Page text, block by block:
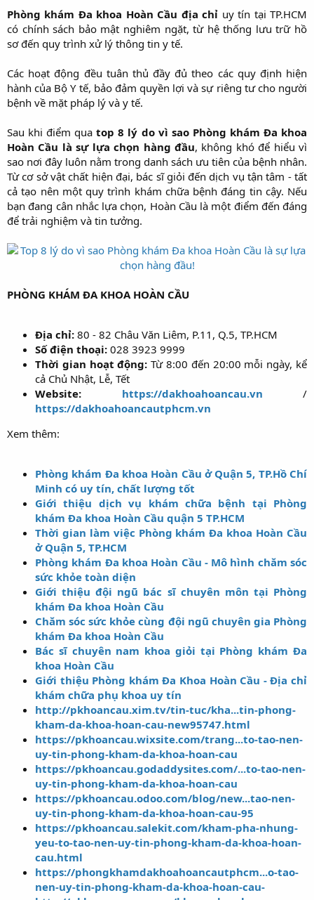
Phòng khám Đa khoa Hoàn Cầu địa chỉ uy tín tại TP.HCM
có chính sách bảo mật nghiêm ngặt, từ hệ thống lưu trữ hồ
sơ đến quy trình xử lý thông tin y tế.
Các hoạt động đều tuân thủ đầy đủ theo các quy định hiện
hành của Bộ Y tế, bảo đảm quyền lợi và sự riêng tư cho người
bệnh về mặt pháp lý và y tế.
Sau khi điểm quatop 8 lý do vì sao Phòng khám Đa khoa
Hoàn Cầu là sự lựa chọn hàng đầu, không khó để hiểu vì
sao nơi đây luôn nằm trong danh sách ưu tiên của bệnh nhân.
Từ cơ sở vật chất hiện đại, bác sĩ giỏi đến dịch vụ tận tâm - tất
cả tạo nên một quy trình khám chữa bệnh đáng tin cậy. Nếu
bạn đang cân nhắc lựa chọn, Hoàn Cầu là một điểm đến đáng
để trải nghiệm và tin tưởng.
PHÒNG KHÁM ĐA KHOA HOÀN CẦU
Địa chỉ: 80 - 82 Châu Văn Liêm, P.11, Q.5, TP.HCM​
Số điện thoại: 028 3923 9999​
Thời gian hoạt động: Từ 8:00 đến 20:00 mỗi ngày, kể
cả Chủ Nhật, Lễ, Tết​
Website:
https://dakhoahoancau.vn /
https://dakhoahoancautphcm.vn
Xem thêm:
Phòng khám Đa khoa Hoàn Cầu ở Quận 5, TP.Hồ Chí
Minh có uy tín, chất lượng tốt
Giới thiệu dịch vụ khám chữa bệnh tại Phòng
khám Đa khoa Hoàn Cầu quận 5 TP.HCM
Thời gian làm việc Phòng khám Đa khoa Hoàn Cầu
ở Quận 5, TP.HCM
Phòng khám Đa khoa Hoàn Cầu - Mô hình chăm sóc
sức khỏe toàn diện
Giới thiệu đội ngũ bác sĩ chuyên môn tại Phòng
khám Đa khoa Hoàn Cầu
Chăm sóc sức khỏe cùng đội ngũ chuyên gia Phòng
khám Đa khoa Hoàn Cầu
Bác sĩ chuyên nam khoa giỏi tại Phòng khám Đa
khoa Hoàn Cầu
Giới thiệu Phòng khám Đa Khoa Hoàn Cầu - Địa chỉ
khám chữa phụ khoa uy tín
http://pkhoancau.xim.tv/tin-tuc/kha...tin-phong-
kham-da-khoa-hoan-cau-new95747.html
https://pkhoancau.wixsite.com/trang...to-tao-nen-
uy-tin-phong-kham-da-khoa-hoan-cau
https://pkhoancau.godaddysites.com/...to-tao-nen-
uy-tin-phong-kham-da-khoa-hoan-cau
https://pkhoancau.odoo.com/blog/new...tao-nen-
uy-tin-phong-kham-da-khoa-hoan-cau-95
https://pkhoancau.salekit.com/kham-pha-nhung-
yeu-to-tao-nen-uy-tin-phong-kham-da-khoa-hoan-
cau.html
https://phongkhamdakhoahoancautphcm...o-tao-
nen-uy-tin-phong-kham-da-khoa-hoan-cau-